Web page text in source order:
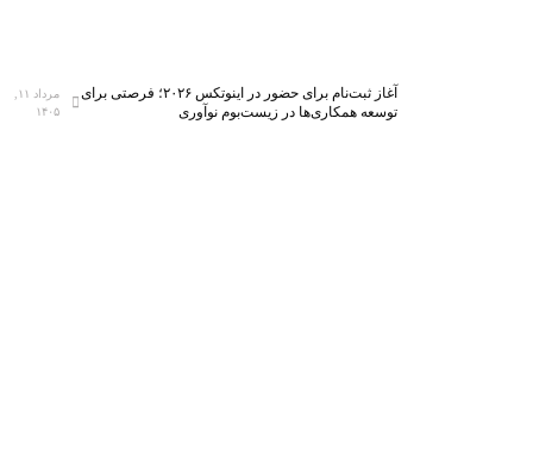
آغاز ثبت‌نام برای حضور در اینوتکس ۲۰۲۶؛ فرصتی برای
توسعه همکاری‌ها در زیست‌بوم نوآوری
۱۴۰۵